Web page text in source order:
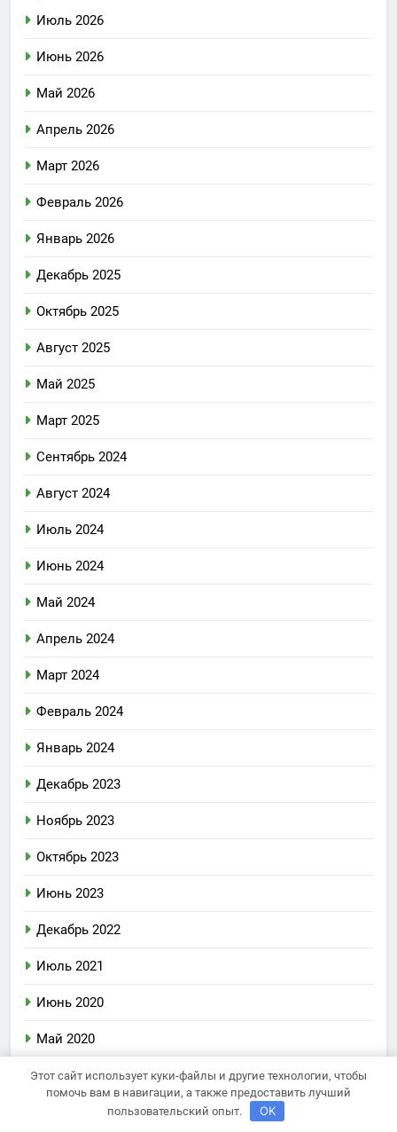
Июль 2026
Июнь 2026
Май 2026
Апрель 2026
Март 2026
Февраль 2026
Январь 2026
Декабрь 2025
Октябрь 2025
Август 2025
Май 2025
Март 2025
Сентябрь 2024
Август 2024
Июль 2024
Июнь 2024
Май 2024
Апрель 2024
Март 2024
Февраль 2024
Январь 2024
Декабрь 2023
Ноябрь 2023
Октябрь 2023
Июнь 2023
Декабрь 2022
Июль 2021
Июнь 2020
Май 2020
Июль 2019
Этот сайт использует куки-файлы и другие технологии, чтобы
помочь вам в навигации, а также предоставить лучший
пользовательский опыт.
OK